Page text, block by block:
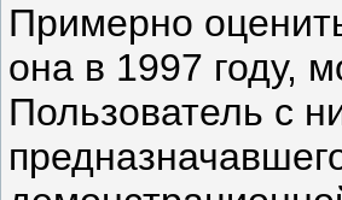
Примерно
она в 1997 году,
Пользователь с